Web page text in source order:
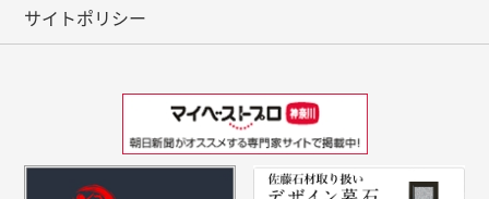
サイトポリシー